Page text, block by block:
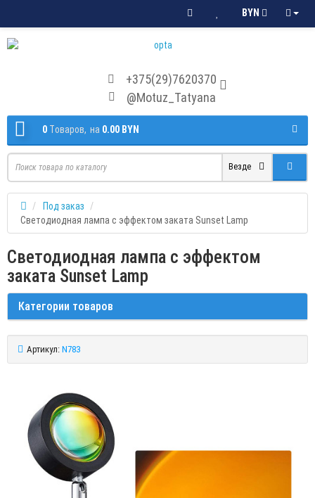
BYN
+375(29)7620370
@Motuz_Tatyana
0 Tоваров, на 0.00 BYN
Везде
Под заказ
Светодиодная лампа с эффектом заката Sunset Lamp
Светодиодная лампа с эффектом
заката Sunset Lamp
Категории товаров
Артикул: N783